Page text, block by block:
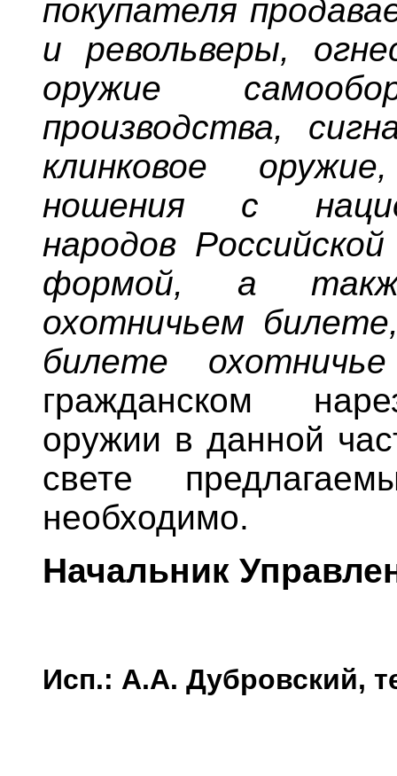
покупателя
и револьверы,
оружие
производства,
клинковое
ношения с
народов
формой, а
охотничьем
билете
гражданском
оружии в данной
свете
необходимо.
Начальник
Исп.: А.А. Дубровский,